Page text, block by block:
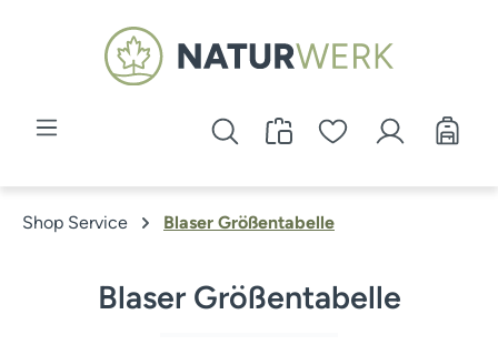
Zum Hauptinhalt springen
Shop Service Blaser Größentabelle
Blaser Größentabelle